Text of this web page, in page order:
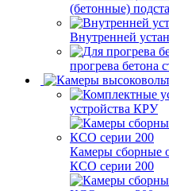
(бетонные)
Внутренней
прогрева
устройства КРУ
Камеры сборные
КСО серии 200